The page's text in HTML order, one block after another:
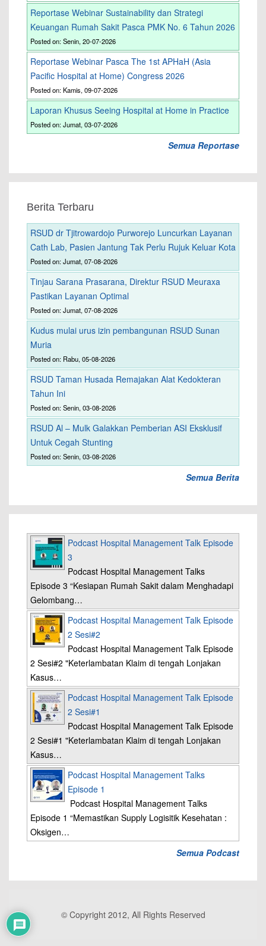
Reportase Webinar Sustainability dan Strategi
Keuangan Rumah Sakit Pasca PMK No. 6 Tahun 2026
Posted on: Senin, 20-07-2026
Reportase Webinar Pasca The 1st APHaH (Asia
Pacific Hospital at Home) Congress 2026
Posted on: Kamis, 09-07-2026
Laporan Khusus Seeing Hospital at Home in Practice
Posted on: Jumat, 03-07-2026
Semua Reportase
Berita Terbaru
RSUD dr Tjitrowardojo Purworejo Luncurkan Layanan
Cath Lab, Pasien Jantung Tak Perlu Rujuk Keluar Kota
Posted on: Jumat, 07-08-2026
Tinjau Sarana Prasarana, Direktur RSUD Meuraxa
Pastikan Layanan Optimal
Posted on: Jumat, 07-08-2026
Kudus mulai urus izin pembangunan RSUD Sunan
Muria
Posted on: Rabu, 05-08-2026
RSUD Taman Husada Remajakan Alat Kedokteran
Tahun Ini
Posted on: Senin, 03-08-2026
RSUD Al – Mulk Galakkan Pemberian ASI Eksklusif
Untuk Cegah Stunting
Posted on: Senin, 03-08-2026
Semua Berita
Podcast Hospital Management Talk Episode
3
Podcast Hospital Management Talks
Episode 3 “Kesiapan Rumah Sakit dalam Menghadapi
Gelombang…
Podcast Hospital Management Talk Episode
2 Sesi#2
Podcast Hospital Management Talk Episode
2 Sesi#2 "Keterlambatan Klaim di tengah Lonjakan
Kasus…
Podcast Hospital Management Talk Episode
2 Sesi#1
Podcast Hospital Management Talk Episode
2 Sesi#1 "Keterlambatan Klaim di tengah Lonjakan
Kasus…
Podcast Hospital Management Talks
Episode 1
Podcast Hospital Management Talks
Episode 1 “Memastikan Supply Logisitik Kesehatan :
Oksigen…
Semua Podcast
© Copyright 2012, All Rights Reserved